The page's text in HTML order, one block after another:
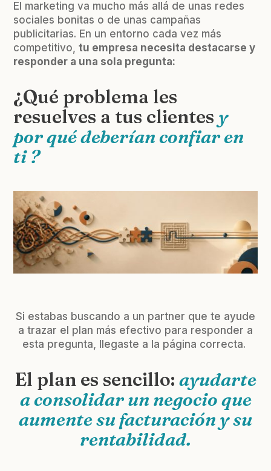
El marketing va mucho más allá de unas redes
sociales bonitas o de unas campañas
publicitarias. En un entorno cada vez más
competitivo,tu empresa necesita destacarse y
responder a una sola pregunta:
¿Qué problema les
resuelves a tus clientes y
por qué deberían confiar en
ti ?
Si estabas buscando a un partner que te ayude
a trazar el plan más efectivo para responder a
esta pregunta, llegaste a la página correcta.
El plan es sencillo: ayudarte
a consolidar un negocio que
aumente su facturación y su
rentabilidad.